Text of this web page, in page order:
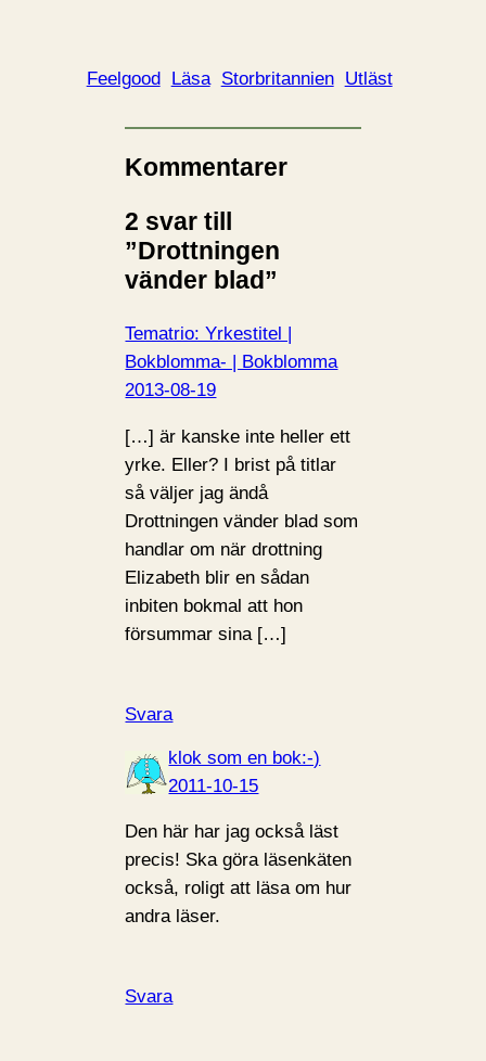
Feelgood Läsa Storbritannien Utläst
Kommentarer
2 svar till
”Drottningen
vänder blad”
Tematrio: Yrkestitel |
Bokblomma- | Bokblomma
2013-08-19
[…] är kanske inte heller ett
yrke. Eller? I brist på titlar
så väljer jag ändå
Drottningen vänder blad som
handlar om när drottning
Elizabeth blir en sådan
inbiten bokmal att hon
försummar sina […]
Svara
klok som en bok:-)
2011-10-15
Den här har jag också läst
precis! Ska göra läsenkäten
också, roligt att läsa om hur
andra läser.
Svara